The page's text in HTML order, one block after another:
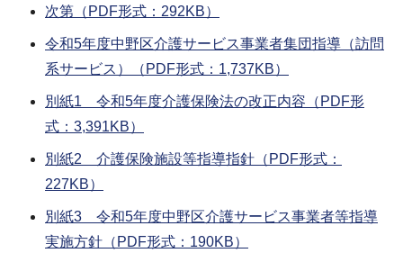
次第（PDF形式：292KB）
令和5年度中野区介護サービス事業者集団指導（訪問
系サービス）（PDF形式：1,737KB）
別紙1 令和5年度介護保険法の改正内容（PDF形
式：3,391KB）
別紙2 介護保険施設等指導指針（PDF形式：
227KB）
別紙3 令和5年度中野区介護サービス事業者等指導
実施方針（PDF形式：190KB）